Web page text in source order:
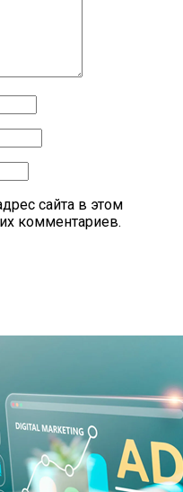
сайта в этом
комментариев.